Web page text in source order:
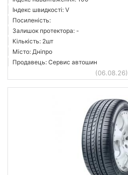
Індекс швидкості: V
Посиленість:
Залишок протектора: -
Кількість: 2шт
Місто: Дніпро
Продавець: Сервис автошин
(06.08.26)